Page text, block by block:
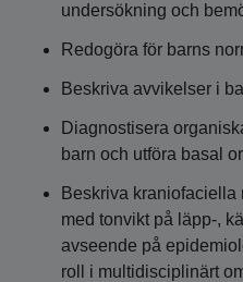
undersökning och
Redogöra för barns
Beskriva avvikelser i
Diagnostisera
barn och utföra basal
Beskriva
med tonvikt på läpp-,
avseende på
roll i multidisciplinärt